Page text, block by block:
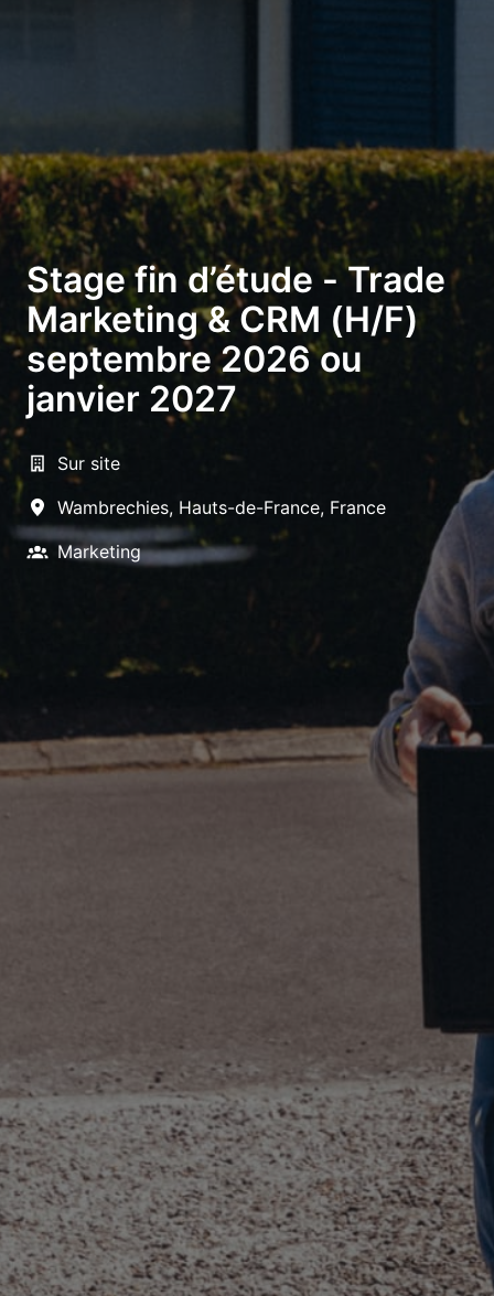
Stage fin d’étude - Trade
Marketing & CRM (H/F)
septembre 2026 ou
janvier 2027
Sur site
Wambrechies, Hauts-de-France, France
Marketing